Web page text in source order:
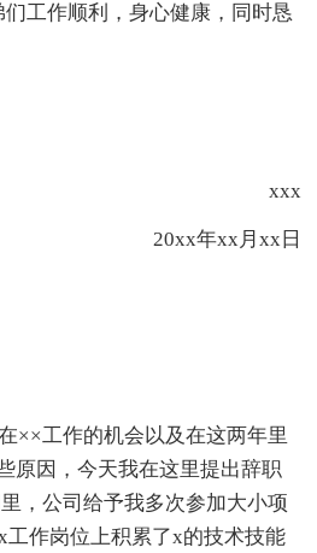
工作顺利，身心健康，同时恳
xxx
20xx年xx月xx日
工作的机会以及在这两年里
原因，今天我在这里提出辞职
，公司给予我多次参加大小项
工作岗位上积累了x的技术技能